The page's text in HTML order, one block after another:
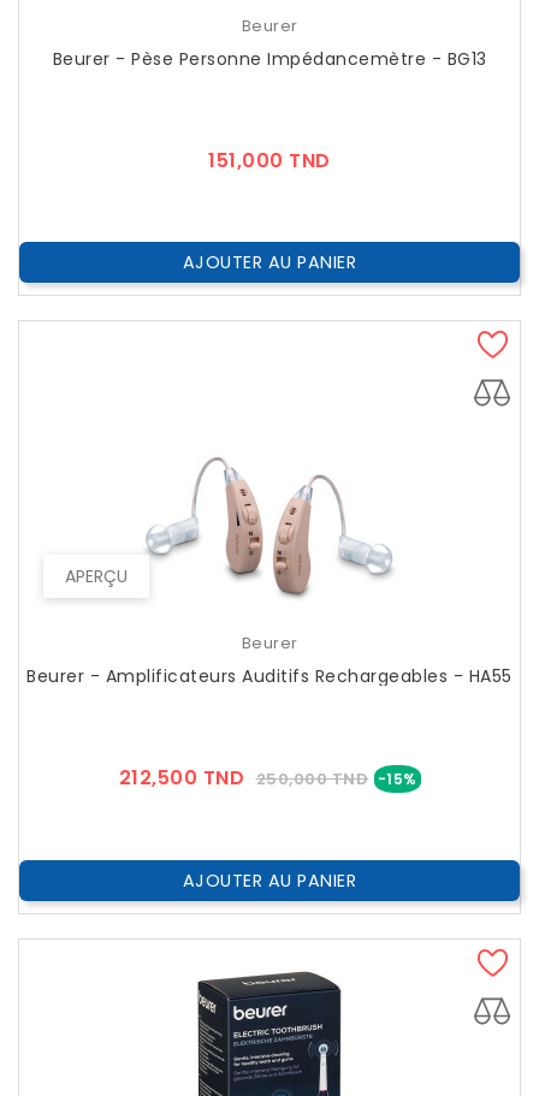
Beurer
Beurer - Pèse Personne Impédancemètre - BG13
151,000 TND
AJOUTER AU PANIER
APERÇU
Beurer
Beurer - Amplificateurs Auditifs Rechargeables - HA55
212,500 TND Prix
250,000 TND -15% Prix
AJOUTER AU PANIER